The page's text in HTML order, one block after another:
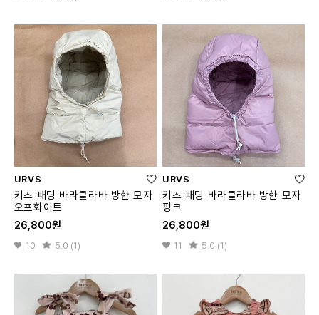
URVS
키즈 패딩 바라클라바 방한 모자
오프화이트
26,800원
10 5.0 (1)
URVS
키즈 패딩 바라클라바 방한 모자
핑크
26,800원
11 5.0 (1)